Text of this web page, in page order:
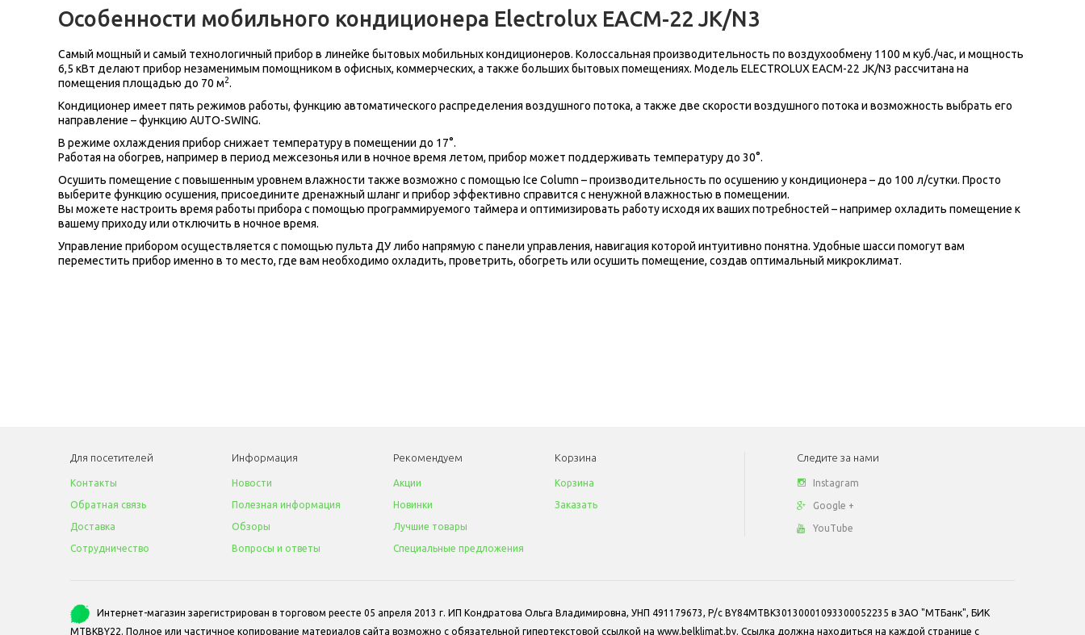
Особенности мобильного кондиционера Electrolux EACM-22 JK/N3
Самый мощный и самый технологичный прибор в линейке бытовых мобильных кондиционеров. Колоссальная производительность по воздухообмену 1100 м куб./час, и мощность
6,5 кВт делают прибор незаменимым помощником в офисных, коммерческих, а также больших бытовых помещениях. Модель ELECTROLUX EACM-22 JK/N3 рассчитана на
помещения площадью до 70 м2.
Кондиционер имеет пять режимов работы, функцию автоматического распределения воздушного потока, а также две скорости воздушного потока и возможность выбрать его
направление – функцию AUTO-SWING.
В режиме охлаждения прибор снижает температуру в помещении до 17°.
Работая на обогрев, например в период межсезонья или в ночное время летом, прибор может поддерживать температуру до 30°.
Осушить помещение с повышенным уровнем влажности также возможно с помощью Ice Column – производительность по осушению у кондиционера – до 100 л/сутки. Просто
выберите функцию осушения, присоедините дренажный шланг и прибор эффективно справится с ненужной влажностью в помещении.
Вы можете настроить время работы прибора с помощью программируемого таймера и оптимизировать работу исходя их ваших потребностей – например охладить помещение к
вашему приходу или отключить в ночное время.
Управление прибором осуществляется с помощью пульта ДУ либо напрямую с панели управления, навигация которой интуитивно понятна. Удобные шасси помогут вам
переместить прибор именно в то место, где вам необходимо охладить, проветрить, обогреть или осушить помещение, создав оптимальный микроклимат.
Для посетителей
Контакты
Обратная связь
Доставка
Сотрудничество
Информация
Новости
Полезная информация
Обзоры
Вопросы и ответы
Рекомендуем
Акции
Новинки
Лучшие товары
Специальные предложения
Корзина
Корзина
Заказать
Следите за нами
Instagram
Google +
YouTube
Интернет-магазин зарегистрирован в торговом реесте 05 апреля 2013 г. ИП Кондратова Ольга Владимировна, УНП 491179673, Р/с BY84MTBK30130001093300052235 в ЗАО "МТБанк", БИК
MTBKBY22. Полное или частичное копирование материалов сайта возможно с обязательной гипертекстовой ссылкой на www.belklimat.by. Ссылка должна находиться на каждой странице с